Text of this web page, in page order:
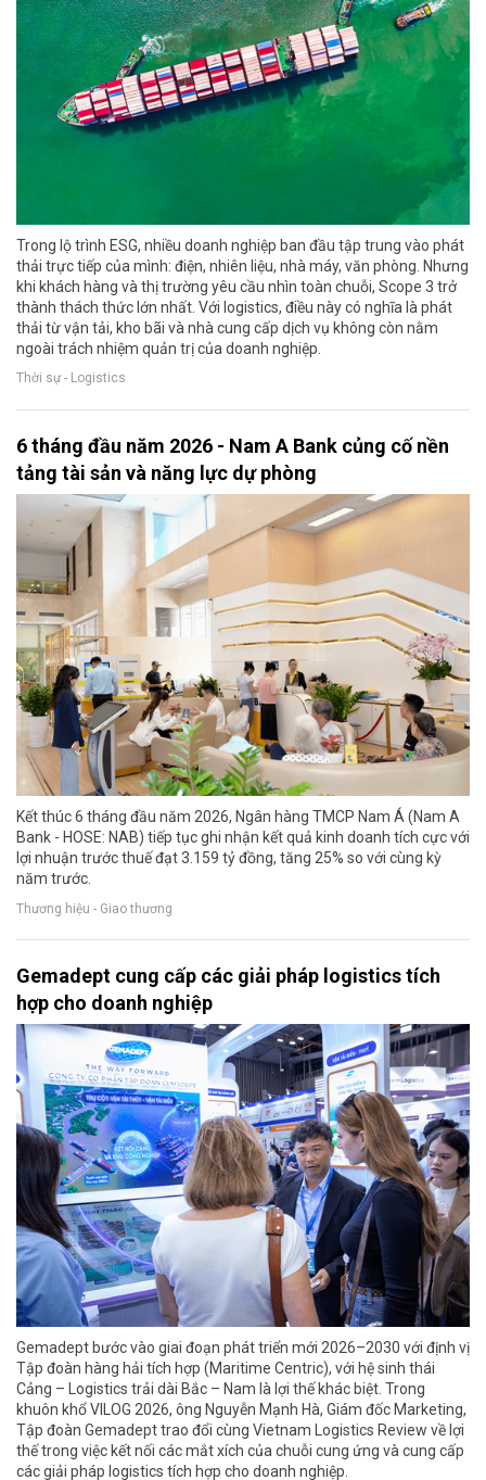
Trong lộ trình ESG, nhiều doanh nghiệp ban đầu tập trung vào phát
thải trực tiếp của mình: điện, nhiên liệu, nhà máy, văn phòng. Nhưng
khi khách hàng và thị trường yêu cầu nhìn toàn chuỗi, Scope 3 trở
thành thách thức lớn nhất. Với logistics, điều này có nghĩa là phát
thải từ vận tải, kho bãi và nhà cung cấp dịch vụ không còn nằm
ngoài trách nhiệm quản trị của doanh nghiệp.
Thời sự - Logistics
6 tháng đầu năm 2026 - Nam A Bank củng cố nền
tảng tài sản và năng lực dự phòng
Kết thúc 6 tháng đầu năm 2026, Ngân hàng TMCP Nam Á (Nam A
Bank - HOSE: NAB) tiếp tục ghi nhận kết quả kinh doanh tích cực với
lợi nhuận trước thuế đạt 3.159 tỷ đồng, tăng 25% so với cùng kỳ
năm trước.
Thương hiệu - Giao thương
Gemadept cung cấp các giải pháp logistics tích
hợp cho doanh nghiệp
Gemadept bước vào giai đoạn phát triển mới 2026–2030 với định vị
Tập đoàn hàng hải tích hợp (Maritime Centric), với hệ sinh thái
Cảng – Logistics trải dài Bắc – Nam là lợi thế khác biệt. Trong
khuôn khổ VILOG 2026, ông Nguyễn Mạnh Hà, Giám đốc Marketing,
Tập đoàn Gemadept trao đổi cùng Vietnam Logistics Review về lợi
thế trong việc kết nối các mắt xích của chuỗi cung ứng và cung cấp
các giải pháp logistics tích hợp cho doanh nghiệp.